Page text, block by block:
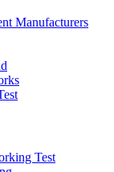
Manufacturers
Test